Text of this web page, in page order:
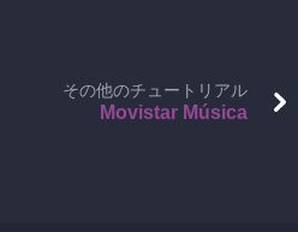
その他のチュートリアル
Movistar Música